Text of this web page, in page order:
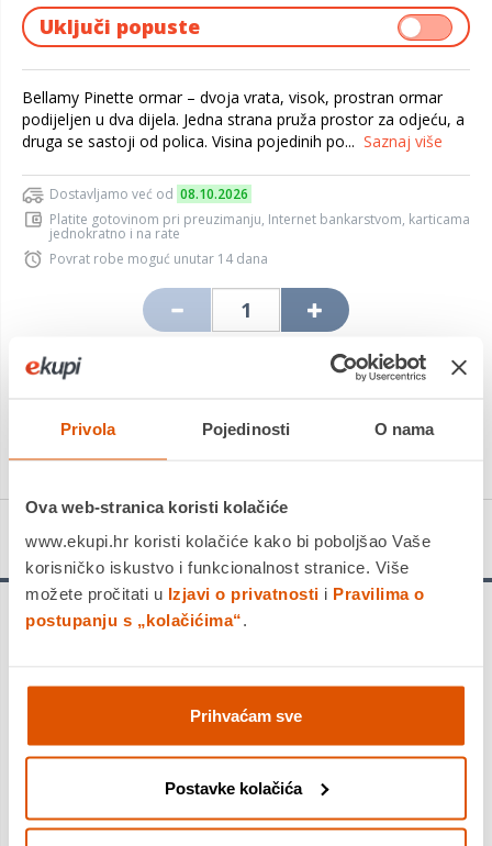
Privola Pojedinosti O nama
Ova web-stranica koristi kolačiće
www.ekupi.hr koristi kolačiće kako bi poboljšao Vaše
korisničko iskustvo i funkcionalnost stranice. Više
možete pročitati u Izjavi o privatnosti i Pravilima o
postupanju s „kolačićima“.
Prihvaćam sve
Postavke kolačića
Uključi popuste
Bellamy Pinette ormar – dvoja vrata, visok, prostran ormar
podijeljen u dva dijela. Jedna strana pruža prostor za odjeću, a
druga se sastoji od polica. Visina pojedinih po... Saznaj više
Dostavljamo već od 08.10.2026
Platite gotovinom pri preuzimanju, Internet bankarstvom, karticama
jednokratno i na rate
Povrat robe moguć unutar 14 dana
DODAJTE U KOŠARICU
KUPITE ODMAH
Detalji proizvoda
Bellamy Pinette ormar– dvoja vrata, visok, prostran ormar
namještati. Ormar je upotpunjen sa ladicom, koja je poseban
odvojeni dio ispod ormara.
velika i prostrana ladica
na desnoj strani se nalazi 5 polica, uključujući 3 s podesivom